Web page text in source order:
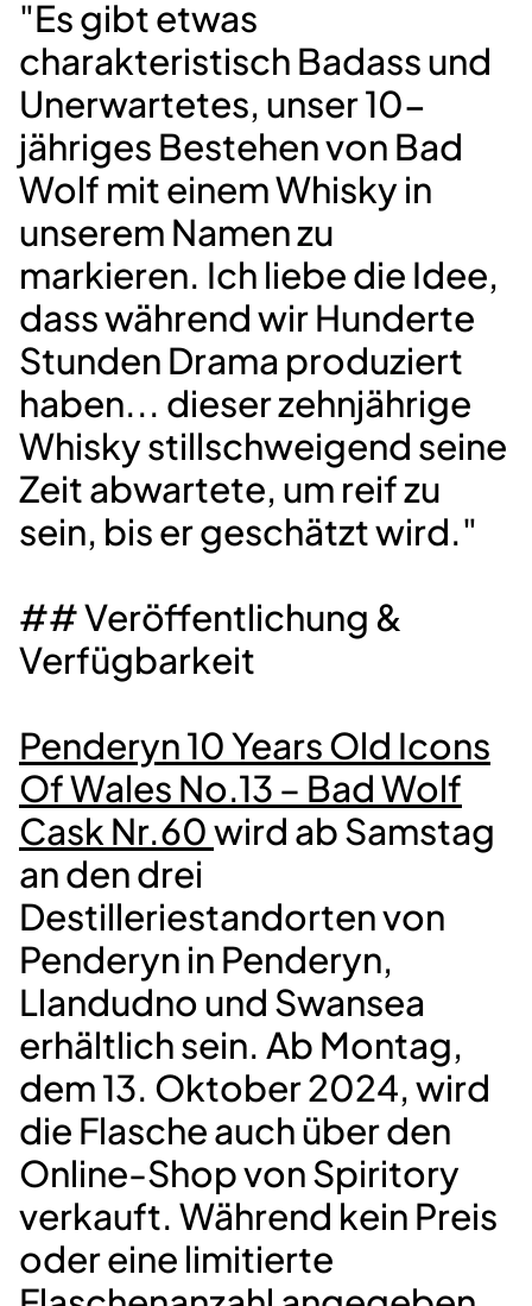
"Es gibt etwas
charakteristisch Badass und
Unerwartetes, unser 10-
jähriges Bestehen von Bad
Wolf mit einem Whisky in
unserem Namen zu
markieren. Ich liebe die Idee,
dass während wir Hunderte
Stunden Drama produziert
haben... dieser zehnjährige
Whisky stillschweigend seine
Zeit abwartete, um reif zu
sein, bis er geschätzt wird."
## Veröffentlichung &
Verfügbarkeit
Penderyn 10 Years Old Icons
Of Wales No.13 – Bad Wolf
Cask Nr.60wird ab Samstag
an den drei
Destilleriestandorten von
Penderyn in Penderyn,
Llandudno und Swansea
erhältlich sein. Ab Montag,
dem 13. Oktober 2024, wird
die Flasche auch über den
Online-Shop von Spiritory
verkauft. Während kein Preis
oder eine limitierte